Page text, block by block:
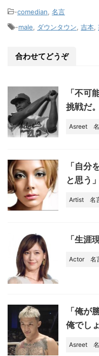
e
e
o
k
-comedian, 名言
-male, ダウンタウン, 吉本,
合わせてどうぞ
「不可
挑戦だ
Asreet
「自分
と思う
Artist 名
「生涯
Actor 名
「俺が
俺でし
Asreet